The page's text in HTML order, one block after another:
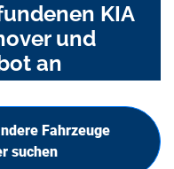
KIA
und
an
Fahrzeuge
suchen